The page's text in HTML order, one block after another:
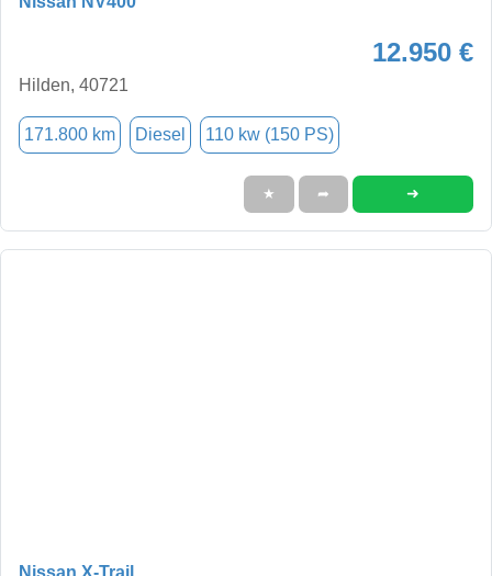
12.950 €
Hilden, 40721
171.800 km Diesel 110 kw (150 PS)
★ ➦ ➜
Nissan X-Trail